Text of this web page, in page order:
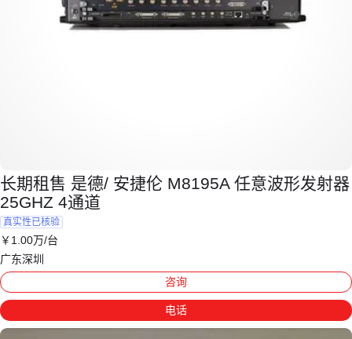
长期租售 是德/ 安捷伦 M8195A 任意波形发射器
25GHZ 4通道
真实性已核验
￥ 1 .00万/台
广东深圳
咨询
电话